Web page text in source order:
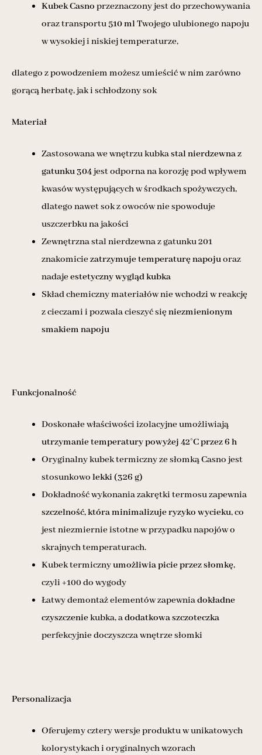
Kubek Casno przeznaczony jest do przechowywania
oraz transportu510 mlTwojego ulubionego napoju
w wysokiej i niskiej temperaturze,
dlatego z powodzeniem możesz umieścić w nim zarówno
gorącą herbatę, jak i schłodzony sok
Materiał
Zastosowana we wnętrzu kubkastal nierdzewna z
gatunku 304jest odporna na korozję pod wpływem
kwasów występujących w środkach spożywczych,
dlatego nawet sok z owoców nie spowoduje
uszczerbku na jakości
Zewnętrzna stal nierdzewna z gatunku 201
znakomiciezatrzymuje temperaturę napojuoraz
nadajeestetyczny wygląd kubka
Skład chemiczny materiałów nie wchodzi w reakcję
z cieczami i pozwala cieszyć sięniezmienionym
smakiem napoju
Funkcjonalność
Doskonałe właściwości izolacyjne umożliwiają
utrzymanie temperatury powyżej 42°C przez 6 h
Oryginalny kubek termiczny ze słomką Casno jest
stosunkowo lekki (326 g)
Dokładność wykonania zakrętki termosu zapewnia
szczelność, która minimalizuje ryzyko wycieku, co
jest niezmiernie istotne w przypadku napojów o
skrajnych temperaturach.
Kubek termicznyumożliwia picie przez słomkę,
czyli +100 do wygody
Łatwy demontaż elementów zapewniadokładne
czyszczeniekubka, adodatkowa szczoteczka
perfekcyjnie doczyszcza wnętrze słomki
Personalizacja
Oferujemy cztery wersje produktu w unikatowych
kolorystykach i oryginalnych wzorach